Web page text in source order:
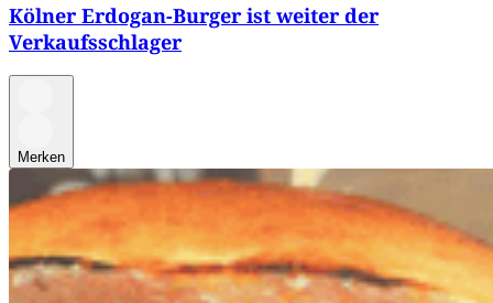
Kölner Erdogan-Burger ist weiter der
Verkaufsschlager
Merken